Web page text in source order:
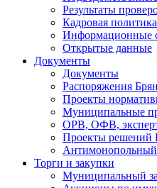
Результаты
Кадровая политика
Информационные
Открытые данные
Документы
Документы
Распоряжения
Проекты
Муниципальные
ОРВ, ОФВ,
Проекты
Антимонопольный
Торги и закупки
Муниципальный